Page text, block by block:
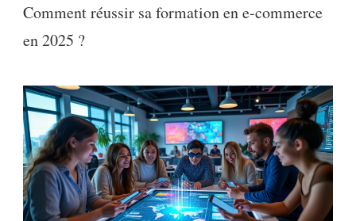
Comment réussir sa formation en e-commerce
en 2025 ?